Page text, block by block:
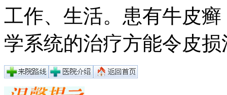
工作、生活。患有牛皮
学系统的治疗方能令皮损